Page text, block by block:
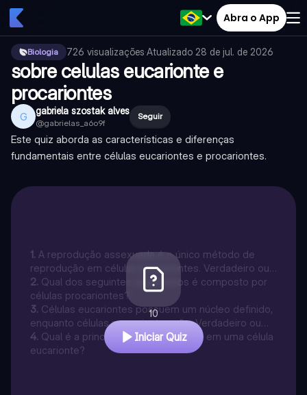
Abra o App
Biologia 726 visualizações·Atualizado 28 de jul. de 2026
sobre celulas eucarionte e
procariontes
G gabriela szostak alves
@gabrielas_a6o9f
Seguir
Este quiz aborda as características e diferenças
fundamentais entre células eucariontes e procariontes.
1. A reprodução assexuada é o único método de
reprodução em células procariontes. Verdadeiro ou
Falso?
2. Qual dos seguintes organismos é composto por
células procariontes?
3. Células eucariontes possuem um núcleo definido,
enquanto células procariontes não. Verdadeiro ou
Falso?
4. Qual é a principal função do núcleo em uma célula
eucarionte?
10
Iniciar Quiz